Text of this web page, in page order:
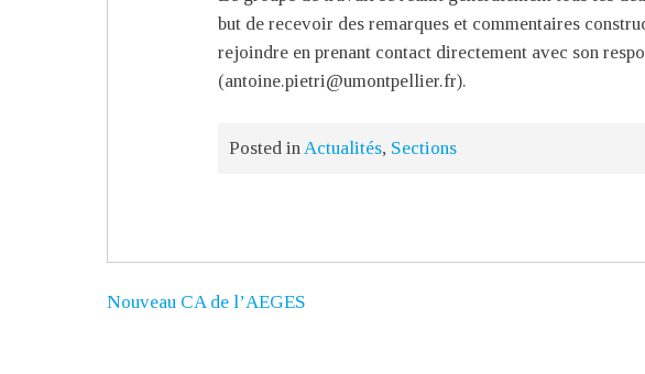
but de recevoir des remarques et commentaires
rejoindre en prenant contact directement avec son
(antoine.pietri@umontpellier.fr).
Posted inActualités, Sections
Nouveau CA de l’AEGES